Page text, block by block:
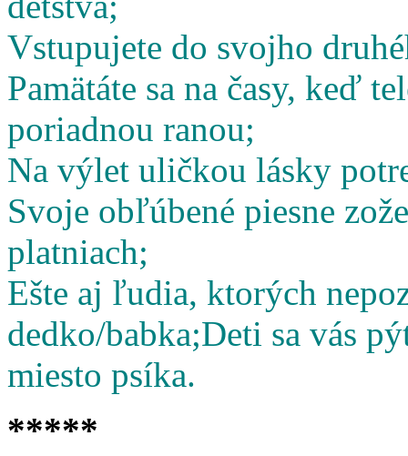
Vstupujete do svojho
Pamätáte sa na časy, keď
poriadnou ranou;
Na výlet uličkou lásky
Svoje obľúbené piesne
platniach;
Ešte aj ľudia, ktorých
dedko/babka;Deti sa vás
miesto psíka.
*****